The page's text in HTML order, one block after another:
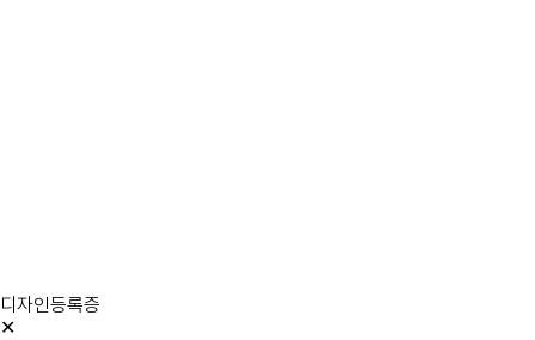
디자인등록증
✕